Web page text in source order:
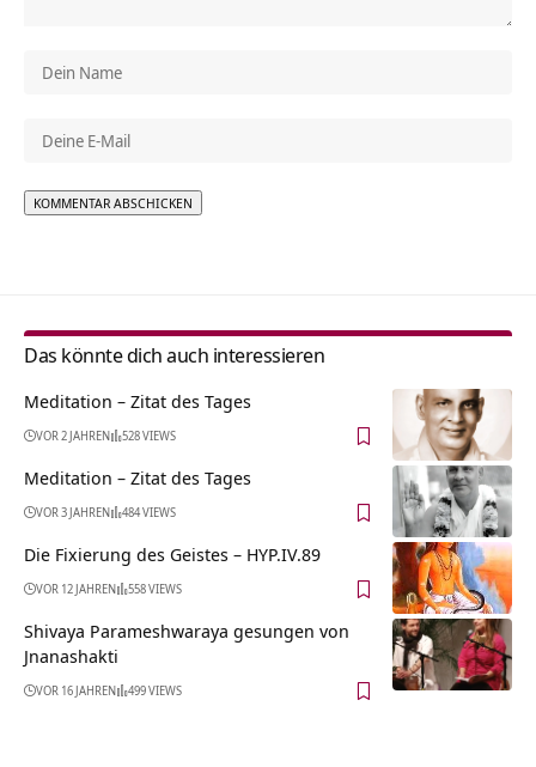
Das könnte dich auch interessieren
Meditation – Zitat des Tages
VOR 2 JAHREN 528 VIEWS
Meditation – Zitat des Tages
VOR 3 JAHREN 484 VIEWS
Die Fixierung des Geistes – HYP.IV.89
VOR 12 JAHREN 558 VIEWS
Shivaya Parameshwaraya gesungen von
Jnanashakti
VOR 16 JAHREN 499 VIEWS